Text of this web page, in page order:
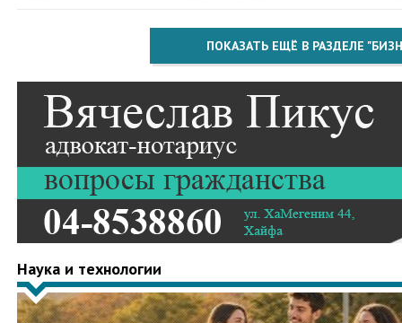
ПОКАЗАТЬ ЕЩЁ В РАЗДЕЛЕ
Наука и технологии